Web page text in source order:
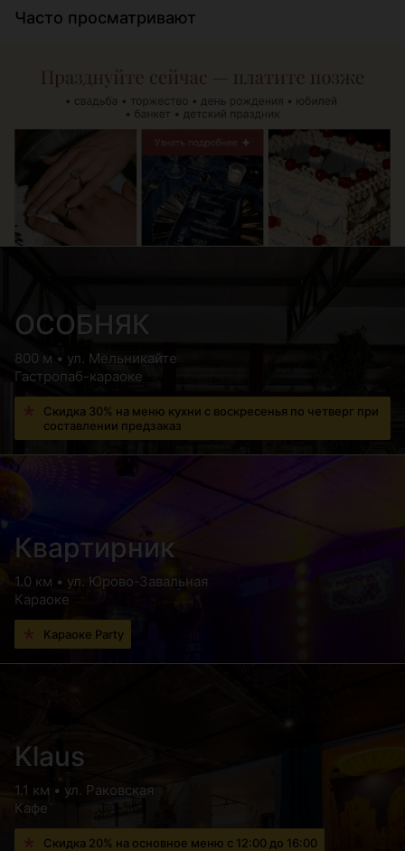
Часто просматривают
ОСОБНЯК
800 м • ул. Мельникайте
Гастропаб-караоке
Скидка 30% на меню кухни с воскресенья по четверг при
составлении предзаказ
Квартирник
1.0 км • ул. Юрово-Завальная
Караоке
Караоке Party
Klaus
1.1 км • ул. Раковская
Кафе
Скидка 20% на основное меню с 12:00 до 16:00